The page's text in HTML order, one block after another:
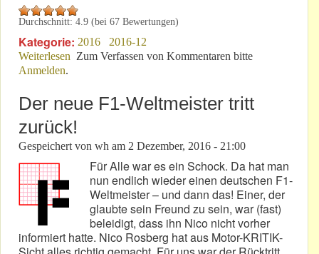
Durchschnitt: 4.9 (bei 67 Bewertungen)
Kategorie: 2016
2016-12
Weiterlesen über „Boulevard“: „Loss-Center“ am „Ring“!
Zum Verfassen von Kommentaren bitte
Anmelden.
Der neue F1-Weltmeister tritt
zurück!
Gespeichert von wh am 2 Dezember, 2016 - 21:00
Für Alle war es ein Schock. Da hat man
nun endlich wieder einen deutschen F1-
Weltmeister – und dann das! Einer, der
glaubte sein Freund zu sein, war (fast)
beleidigt, dass ihn Nico nicht vorher
informiert hatte. Nico Rosberg hat aus Motor-KRITIK-